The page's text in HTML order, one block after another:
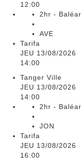
12:00
2hr -
AVE
Tarifa
JEU 13/08/2026
14:00
Tanger Ville
JEU 13/08/2026
14:00
2hr -
JON
Tarifa
JEU 13/08/2026
16:00